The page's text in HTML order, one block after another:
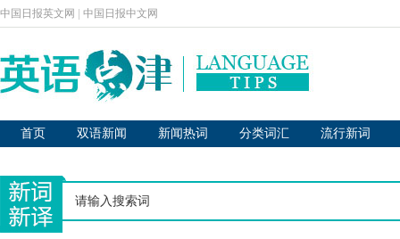
中国日报英文网 中国日报中文网
首页 双语新闻 新闻热词 分类词汇 流行新词